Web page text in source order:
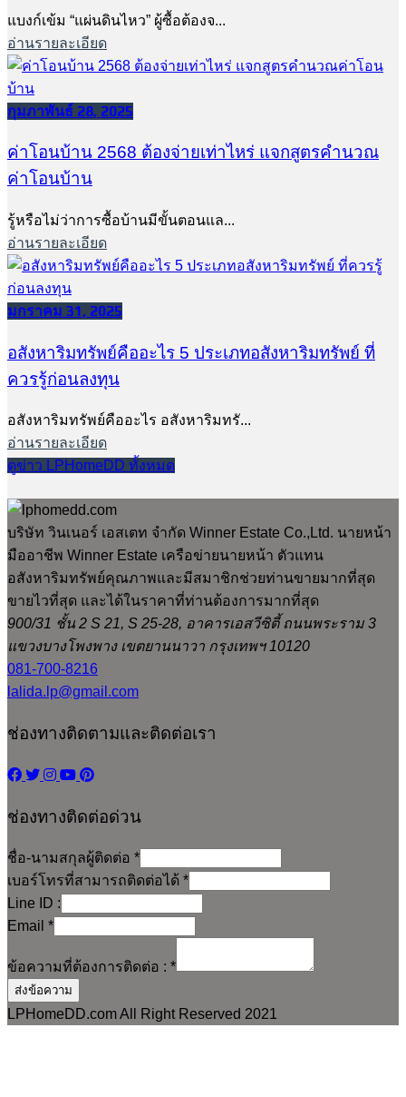
แบงก์เข้ม “แผ่นดินไหว” ผู้ซื้อต้องจ...
อ่านรายละเอียด
กุมภาพันธ์ 28, 2025
ค่าโอนบ้าน 2568 ต้องจ่ายเท่าไหร่ แจกสูตรคำนวณ
ค่าโอนบ้าน
รู้หรือไม่ว่าการซื้อบ้านมีขั้นตอนแล...
อ่านรายละเอียด
มกราคม 31, 2025
อสังหาริมทรัพย์คืออะไร 5 ประเภทอสังหาริมทรัพย์ ที่
ควรรู้ก่อนลงทุน
อสังหาริมทรัพย์คืออะไร อสังหาริมทรั...
อ่านรายละเอียด
ดูข่าว LPHomeDD ทั้งหมด
บริษัท วินเนอร์ เอสเตท จำกัด Winner Estate Co.,Ltd. นายหน้า
มืออาชีพ Winner Estate เครือข่ายนายหน้า ตัวแทน
อสังหาริมทรัพย์คุณภาพและมีสมาชิกช่วยท่านขายมากที่สุด
ขายไวที่สุด และได้ในราคาที่ท่านต้องการมากที่สุด
900/31 ชั้น 2 S 21, S 25-28, อาคารเอสวีซิตี้ ถนนพระราม 3
แขวงบางโพงพาง เขตยานนาวา กรุงเทพฯ 10120
081-700-8216
lalida.lp@gmail.com
ช่องทางติดตามและติดต่อเรา
ช่องทางติดต่อด่วน
ชื่อ-นามสกุลผู้ติดต่อ *
เบอร์โทรที่สามารถติดต่อได้ *
Line ID :
Email *
ข้อความที่ต้องการติดต่อ : *
ส่งข้อความ
LPHomeDD.com All Right Reserved 2021